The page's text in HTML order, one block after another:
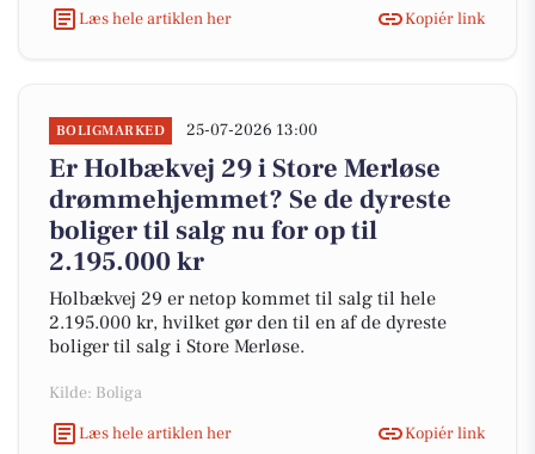
Læs hele artiklen her
Kopiér link
BOLIGMARKED 25-07-2026 13:00
Er Holbækvej 29 i Store Merløse
drømmehjemmet? Se de dyreste
boliger til salg nu for op til
2.195.000 kr
Holbækvej 29 er netop kommet til salg til hele
2.195.000 kr, hvilket gør den til en af de dyreste
boliger til salg i Store Merløse.
Kilde: Boliga
Læs hele artiklen her
Kopiér link